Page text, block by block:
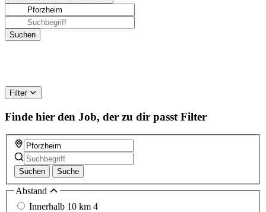
Filter
Finde hier den Job, der zu dir passt Filter
Suchen Suche
Abstand
Innerhalb 10 km 4